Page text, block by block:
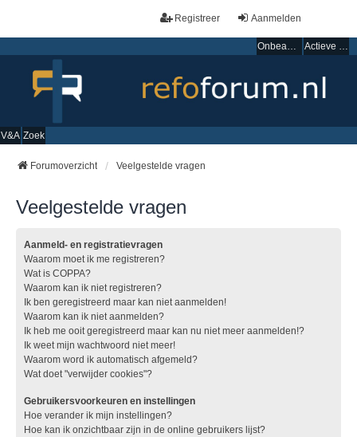
Aanmelden
Registreer
Onbeantwoorde onderwerpen Actieve onderwerpen
V&A Zoek
Forumoverzicht Veelgestelde vragen
Veelgestelde vragen
Aanmeld- en registratievragen
Waarom moet ik me registreren?
Wat is COPPA?
Waarom kan ik niet registreren?
Ik ben geregistreerd maar kan niet aanmelden!
Waarom kan ik niet aanmelden?
Ik heb me ooit geregistreerd maar kan nu niet meer aanmelden!?
Ik weet mijn wachtwoord niet meer!
Waarom word ik automatisch afgemeld?
Wat doet "verwijder cookies"?
Gebruikersvoorkeuren en instellingen
Hoe verander ik mijn instellingen?
Hoe kan ik onzichtbaar zijn in de online gebruikers lijst?